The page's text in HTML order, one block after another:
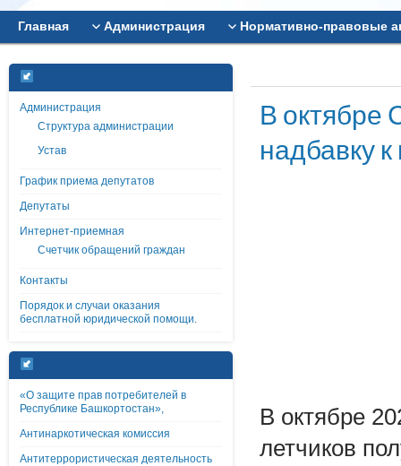
Главная Администрация Нормативно-правовые
Администрация
Структура администрации
Устав
График приема депутатов
Депутаты
Интернет-приемная
Счетчик обращений граждан
Контакты
Порядок и случаи оказания
бесплатной юридической помощи.
«О защите прав потребителей в
Республике Башкортостан»,
Антинаркотическая комиссия
Антитеррористическая деятельность
В октябре
надбавку
В октябре
летчиков